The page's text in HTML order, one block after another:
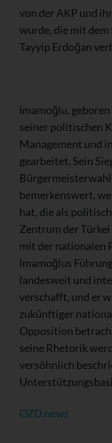
von der AKP und
wurde, die mit
Tayyip Erdoğan
İmamoğlu,
seiner politischen
Management und
gearbeitet. Sein
bemerkenswert,
hat, die als
Zentrum der
mit der nationalen
İmamoğlus
landesweit und
verschafft, und er
zukünftiger
Opposition
seine Rhetorik
versöhnlich
OZD.news